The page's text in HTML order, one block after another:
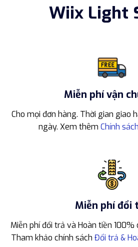
Wiix Light
Miễn phí vận
Cho mọi đơn hàng. Thời gian giao
ngày. Xem thêm Chính
Miễn phí đổi
Miễn phí đổi trả và Hoàn tiền
Tham khảo chính sách Đổi trả &